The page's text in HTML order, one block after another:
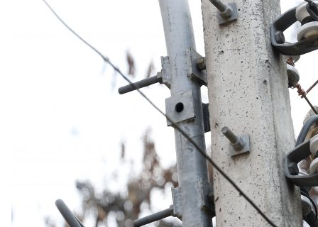
Entretención y Cultura Opinión
Dato en Pauta Señal 2
Contenido Patrocinado